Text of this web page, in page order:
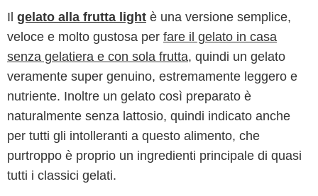
Il gelato alla frutta light è una versione semplice,
veloce e molto gustosa per fare il gelato in casa
senza gelatiera e con sola frutta, quindi un gelato
veramente super genuino, estremamente leggero e
nutriente. Inoltre un gelato così preparato è
naturalmente senza lattosio, quindi indicato anche
per tutti gli intolleranti a questo alimento, che
purtroppo è proprio un ingredienti principale di quasi
tutti i classici gelati.